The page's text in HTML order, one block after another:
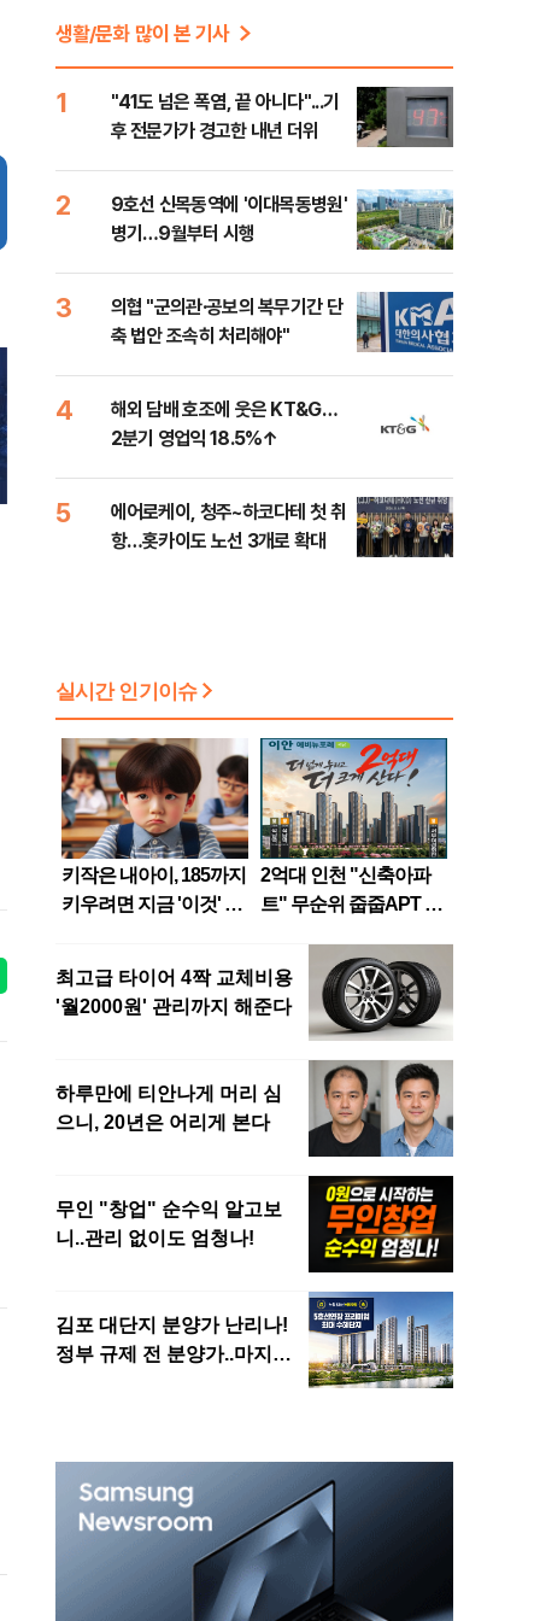
생활/문화 많이 본 기사
1
"41도 넘은 폭염, 끝 아니다"...기
후 전문가가 경고한 내년 더위
2
9호선 신목동역에 '이대목동병원'
병기…9월부터 시행
3
의협 "군의관·공보의 복무기간 단
축 법안 조속히 처리해야"
4
해외 담배 호조에 웃은 KT&G…
2분기 영업익 18.5%↑
5
에어로케이, 청주~하코다테 첫 취
항…홋카이도 노선 3개로 확대